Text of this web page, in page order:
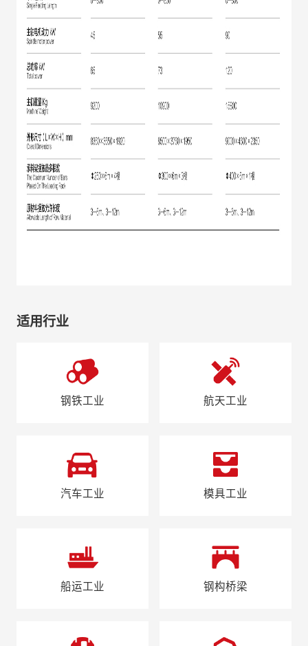
适用行业
钢铁工业 航天工业
汽车工业 模具工业
船运工业 钢构桥梁